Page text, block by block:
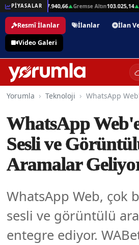
PİYASALAR
▲Beşli Altın207.940,66▲Gremse Altın103.025,14▲
Resmî İlanlar İlanlar İlan
Video Galeri
Yorumla Teknoloji
WhatsApp
Sesli ve
Aramalar
WhatsApp Web, çok
sesli ve görüntülü
entegre ediyor.